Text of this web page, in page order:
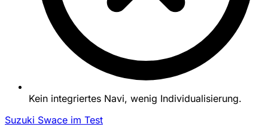
Kein integriertes Navi, wenig Individualisierung.
Suzuki Swace im Test